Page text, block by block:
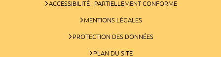
ACCESSIBILITÉ : PARTIELLEMENT CONFORME
MENTIONS LÉGALES
PROTECTION DES DONNÉES
PLAN DU SITE